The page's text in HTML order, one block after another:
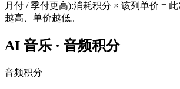
月付 / 季付更高):消耗积分 × 该列单价 =
越高、单价越低。
AI 音乐 · 音频积分
音频积分